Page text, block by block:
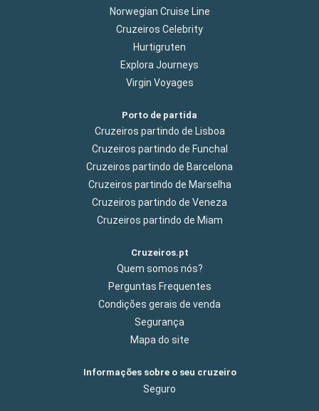
Norwegian Cruise Line
Cruzeiros Celebrity
Hurtigruten
Explora Journeys
Virgin Voyages
Porto de partida
Cruzeiros partindo de Lisboa
Cruzeiros partindo de Funchal
Cruzeiros partindo de Barcelona
Cruzeiros partindo de Marselha
Cruzeiros partindo de Veneza
Cruzeiros partindo de Miam
Cruzeiros.pt
Quem somos nós?
Perguntas Frequentes
Condições gerais de venda
Segurança
Mapa do site
Informações sobre o seu cruzeiro
Seguro